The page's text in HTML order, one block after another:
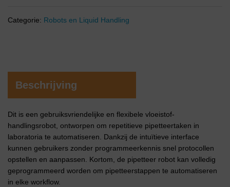
Categorie: Robots en Liquid Handling
Beschrijving
Dit is een gebruiksvriendelijke en flexibele vloeistof-
handlingsrobot, ontworpen om repetitieve pipetteertaken in
laboratoria te automatiseren. Dankzij de intuïtieve interface
kunnen gebruikers zonder programmeerkennis snel protocollen
opstellen en aanpassen. Kortom, de pipetteer robot kan volledig
geprogrammeerd worden om pipetteerstappen te automatiseren
in elke workflow.